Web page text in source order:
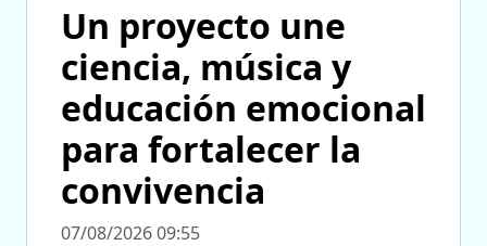
Un proyecto une
ciencia, música y
educación emocional
para fortalecer la
convivencia
07/08/2026 09:55